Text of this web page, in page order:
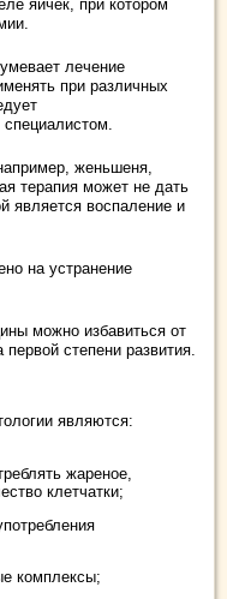
яичек, при котором
лечение
при различных
женьшеня,
терапия может не дать
является воспаление и
на устранение
можно избавиться от
степени развития.
являются:
жареное,
клетчатки;
комплексы;